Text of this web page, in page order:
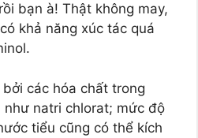
bạn à! Thật không may,
khả năng xúc tác quá
các hóa chất trong
như natri chlorat; mức độ
tiểu cũng có thể kích